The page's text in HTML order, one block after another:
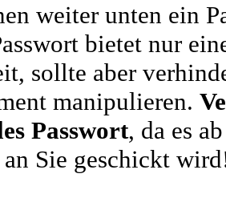
weiter unten ein
bietet nur
sollte aber
manipulieren.
Passwort, da es
Sie geschickt